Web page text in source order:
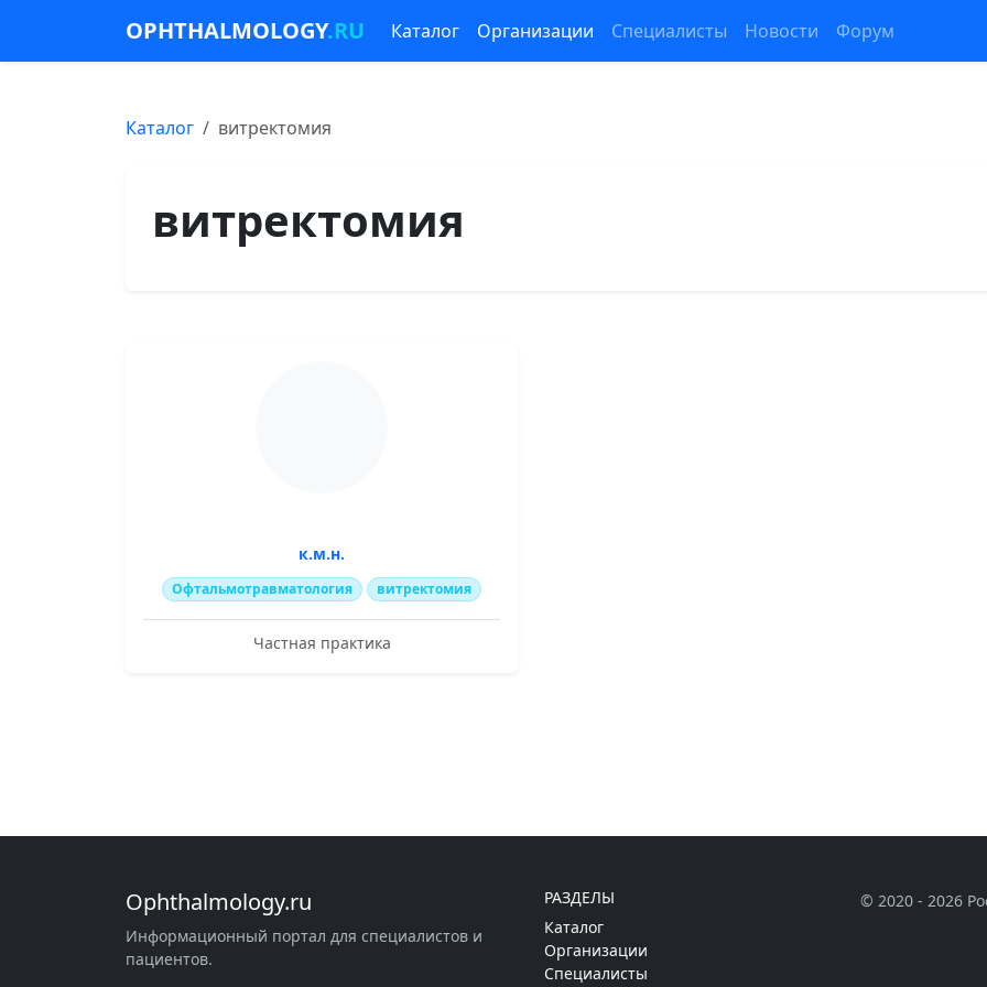
OPHTHALMOLOGY.RU Каталог Организации Специалисты Новости Форум
Каталог витректомия
витректомия
к.м.н.
Офтальмотравматология витректомия
Частная практика
Ophthalmology.ru
Информационный портал для специалистов и
пациентов.
РАЗДЕЛЫ
Каталог
Организации
Специалисты
© 2020 - 2026